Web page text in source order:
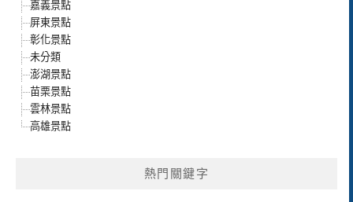
嘉義景點
屏東景點
彰化景點
未分類
澎湖景點
苗栗景點
雲林景點
高雄景點
熱門關鍵字